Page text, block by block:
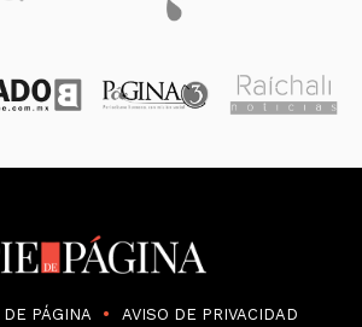
PÁGINA AVISO DE PRIVACIDAD